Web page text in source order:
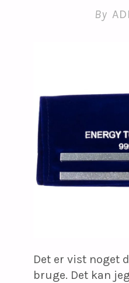
By
Det er vist noget
bruge. Det kan